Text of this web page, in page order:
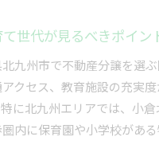
世代が見るべきポイン
九州市で不動産分譲を選
クセス、教育施設の充実
に北九州エリアでは、小
内に保育園や小学校があ